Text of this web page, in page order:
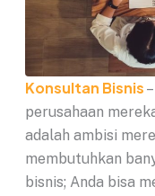
Konsultan Bisnis
perusahaan
adalah ambisi
membutuhkan
bisnis; Anda bisa